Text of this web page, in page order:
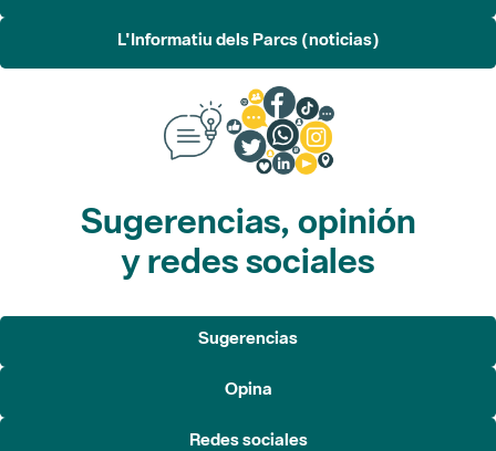
L'Informatiu dels Parcs (noticias)
Sugerencias, opinión
y redes sociales
Sugerencias
Opina
Redes sociales